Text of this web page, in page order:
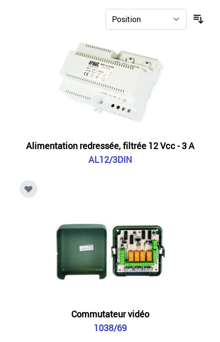
Alimentation redressée, filtrée 12 Vcc - 3 A
AL12/3DIN
Commutateur vidéo
1038/69